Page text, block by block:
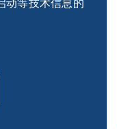
动等技术信息的